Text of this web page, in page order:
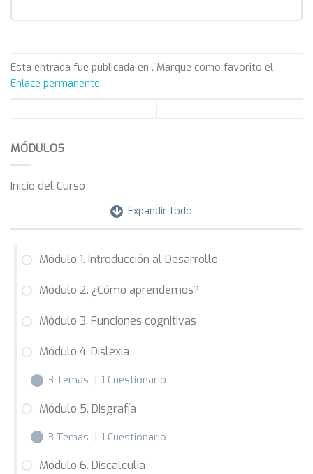
Esta entrada fue publicada en . Marque como favorito el
Enlace permanente.
MÓDULOS
Inicio del Curso
Expandir todo
Módulo 1. Introducción al Desarrollo
Módulo 2. ¿Cómo aprendemos?
Módulo 3. Funciones cognitivas
Módulo 4. Dislexia
3 Temas 1 Cuestionario
Módulo 5. Disgrafía
3 Temas 1 Cuestionario
Módulo 6. Discalculia